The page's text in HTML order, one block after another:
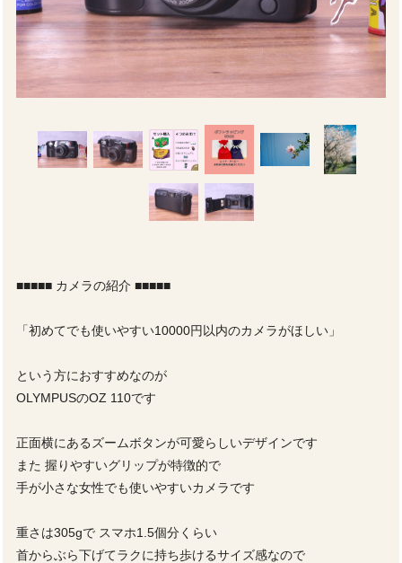
■■■■■ カメラの紹介 ■■■■■
「初めてでも使いやすい10000円以内のカメラがほしい」
という方におすすめなのが
OLYMPUSのOZ 110です
正面横にあるズームボタンが可愛らしいデザインです
また 握りやすいグリップが特徴的で
手が小さな女性でも使いやすいカメラです
重さは305gで スマホ1.5個分くらい
首からぶら下げてラクに持ち歩けるサイズ感なので